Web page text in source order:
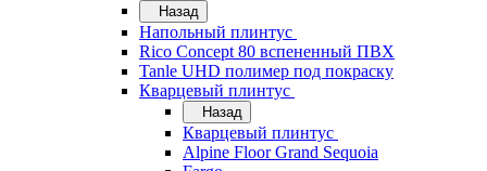
Назад
Напольный плинтус
Rico Concept 80 вспененный ПВХ
Tanle UHD полимер под покраску
Кварцевый плинтус
Назад
Кварцевый плинтус
Alpine Floor Grand Sequoia